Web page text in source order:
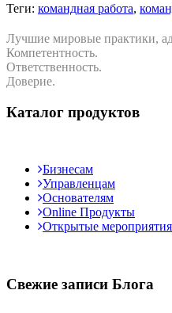
Теги: командная работа,
Лучшие мировые практики,
Компетентность.
Ответственность.
Доверие.
Каталог продуктов
Бизнесам
Управленцам
Основателям
Online Продукты
Открытые мероприятия
Свежие записи Блога